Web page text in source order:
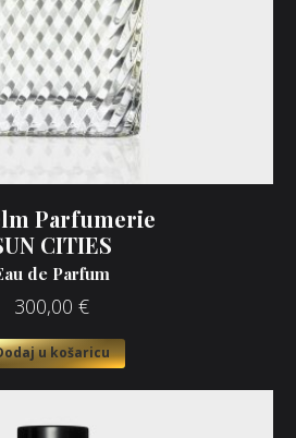
Parfumerie
CITIES
de Parfum
300,00 €
u košaricu